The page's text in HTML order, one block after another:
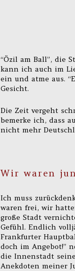
“Özil am Ball”, die
kann ich auch im
ein und atme aus.
Gesicht.
Die Zeit vergeht
bemerke ich, dass
nicht mehr
Wir waren
Ich muss
waren frei, wir
große Stadt
Gefühl. Endlich
Frankfurter
doch im Angebot!”
die Innenstadt
Anekdoten meiner